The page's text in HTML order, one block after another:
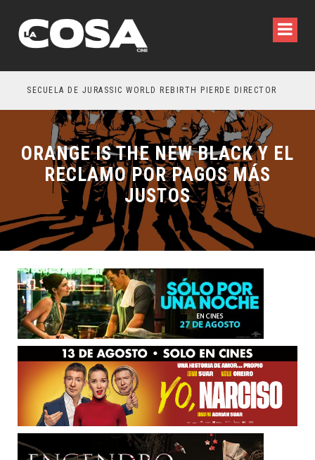
SECUELA DE JURASSIC WORLD REBIRTH PIERDE DIRECTOR
ORANGE IS THE NEW BLACK Y EL
RECLAMO POR PAGOS MÁS
JUSTOS